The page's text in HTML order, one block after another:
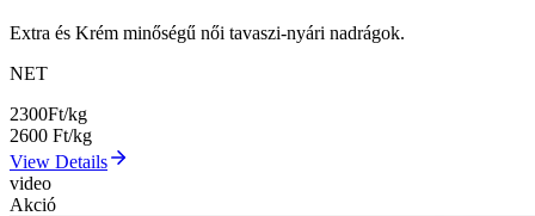
Extra és Krém minőségű női tavaszi-nyári nadrágok.
NET
2300Ft/kg
2600 Ft/kg
View Details
video
Akció